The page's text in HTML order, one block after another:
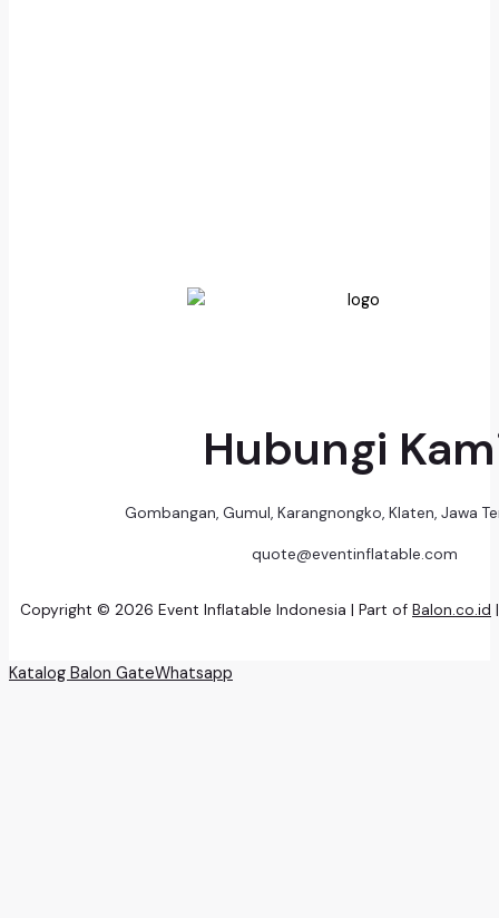
Hubungi
Gombangan, Gumul, Karangnongko, Klaten, Jawa
quote@eventinflatable.com
Copyright © 2026 Event Inflatable Indonesia | Part of Balon.co.id
Katalog Balon GateWhatsapp